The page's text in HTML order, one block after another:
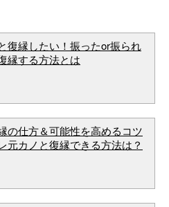
復縁したい！振ったor振られ
縁する方法とは
の仕方＆可能性を高めるコツ
元カノと復縁できる方法は？